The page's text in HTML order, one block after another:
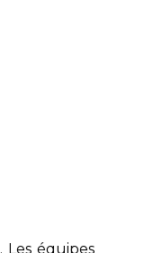
. Les équipes